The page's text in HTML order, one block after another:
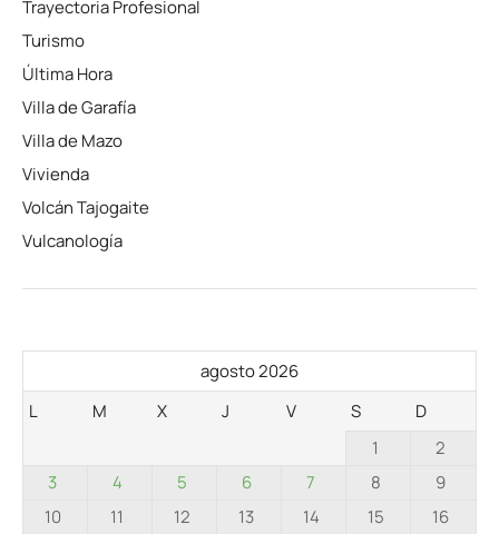
Trayectoria Profesional
Turismo
Última Hora
Villa de Garafía
Villa de Mazo
Vivienda
Volcán Tajogaite
Vulcanología
agosto 2026
L
M X J V S
D
1
2
3
4 5 6 7 8
9
10
11 12 13 14 15
16